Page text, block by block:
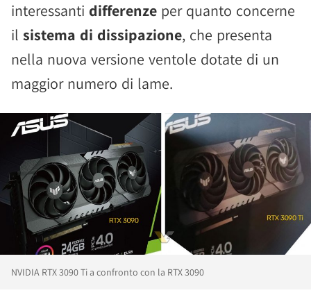
interessanti differenze per quanto concerne
il sistema di dissipazione, che presenta
nella nuova versione ventole dotate di un
maggior numero di lame.
NVIDIA RTX 3090 Ti a confronto con la RTX 3090